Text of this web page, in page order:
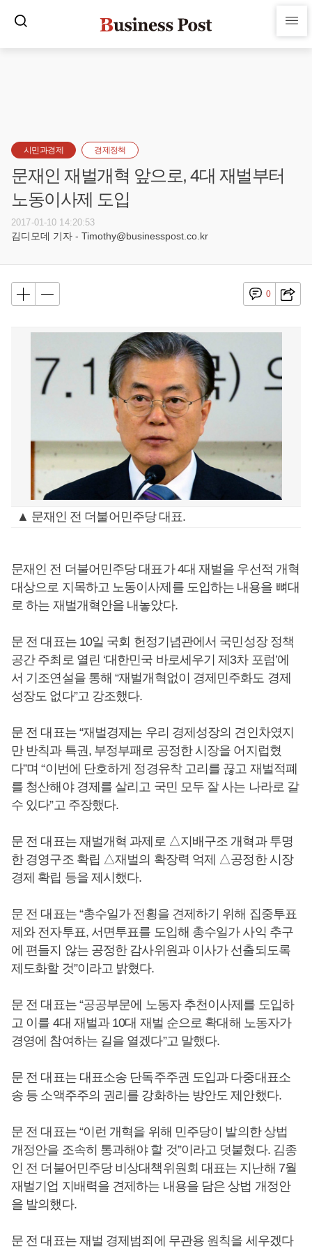
시민과경제 경제정책
문재인 재벌개혁 앞으로, 4대 재벌부터
노동이사제 도입
2017-01-10 14:20:53
김디모데 기자 - Timothy@businesspost.co.kr
0
▲ 문재인 전 더불어민주당 대표.
문재인 전 더불어민주당 대표가 4대 재벌을 우선적 개혁
대상으로 지목하고 노동이사제를 도입하는 내용을 뼈대
로 하는 재벌개혁안을 내놓았다.
문 전 대표는 10일 국회 헌정기념관에서 국민성장 정책
공간 주최로 열린 ‘대한민국 바로세우기 제3차 포럼’에
서 기조연설을 통해 “재벌개혁없이 경제민주화도 경제
성장도 없다”고 강조했다.
문 전 대표는 “재벌경제는 우리 경제성장의 견인차였지
만 반칙과 특권, 부정부패로 공정한 시장을 어지럽혔
다”며 “이번에 단호하게 정경유착 고리를 끊고 재벌적폐
를 청산해야 경제를 살리고 국민 모두 잘 사는 나라로 갈
수 있다”고 주장했다.
문 전 대표는 재벌개혁 과제로 △지배구조 개혁과 투명
한 경영구조 확립 △재벌의 확장력 억제 △공정한 시장
경제 확립 등을 제시했다.
문 전 대표는 “총수일가 전횡을 견제하기 위해 집중투표
제와 전자투표, 서면투표를 도입해 총수일가 사익 추구
에 편들지 않는 공정한 감사위원과 이사가 선출되도록
제도화할 것”이라고 밝혔다.
문 전 대표는 “공공부문에 노동자 추천이사제를 도입하
고 이를 4대 재벌과 10대 재벌 순으로 확대해 노동자가
경영에 참여하는 길을 열겠다”고 말했다.
문 전 대표는 대표소송 단독주주권 도입과 다중대표소
송 등 소액주주의 권리를 강화하는 방안도 제안했다.
문 전 대표는 “이런 개혁을 위해 민주당이 발의한 상법
개정안을 조속히 통과해야 할 것”이라고 덧붙혔다. 김종
인 전 더불어민주당 비상대책위원회 대표는 지난해 7월
재벌기업 지배력을 견제하는 내용을 담은 상법 개정안
을 발의했다.
문 전 대표는 재벌 경제범죄에 무관용 원칙을 세우겠다